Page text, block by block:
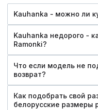
Kauhanka - можно ли
Kauhanka недорого -
Ramonki?
Что если модель не
возврат?
Как подобрать свой
белорусские размеры